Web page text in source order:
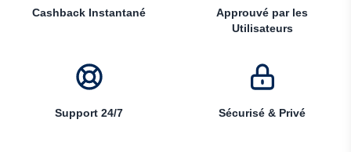
Cashback Instantané
Approuvé par les
Utilisateurs
Support 24/7 Sécurisé & Privé